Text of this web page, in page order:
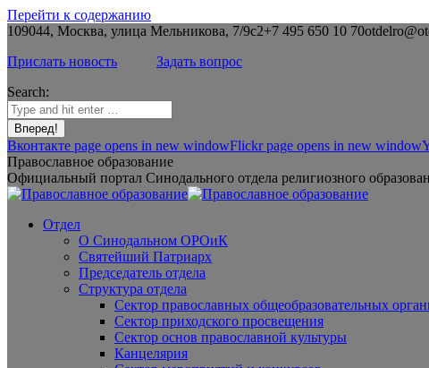
Перейти к содержанию
109044, Москва, улица Мельникова, 7/9с2+7 495 650 10 70
Прислать новость
Задать вопрос
Search:
Вконтакте page opens in new windowFlickr page opens in new window
Православное образование
Официальный портал Синодального отдела религиозного
Отдел
О Синодальном ОРОиК
Святейший Патриарх
Председатель отдела
Структура отдела
Сектор православных общеобразовательных
Сектор приходского просвещения
Сектор основ православной культуры
Канцелярия